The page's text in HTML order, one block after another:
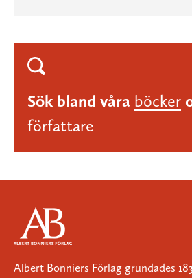
Sök bland våra böcker
författare
Albert Bonniers Förlag grundades